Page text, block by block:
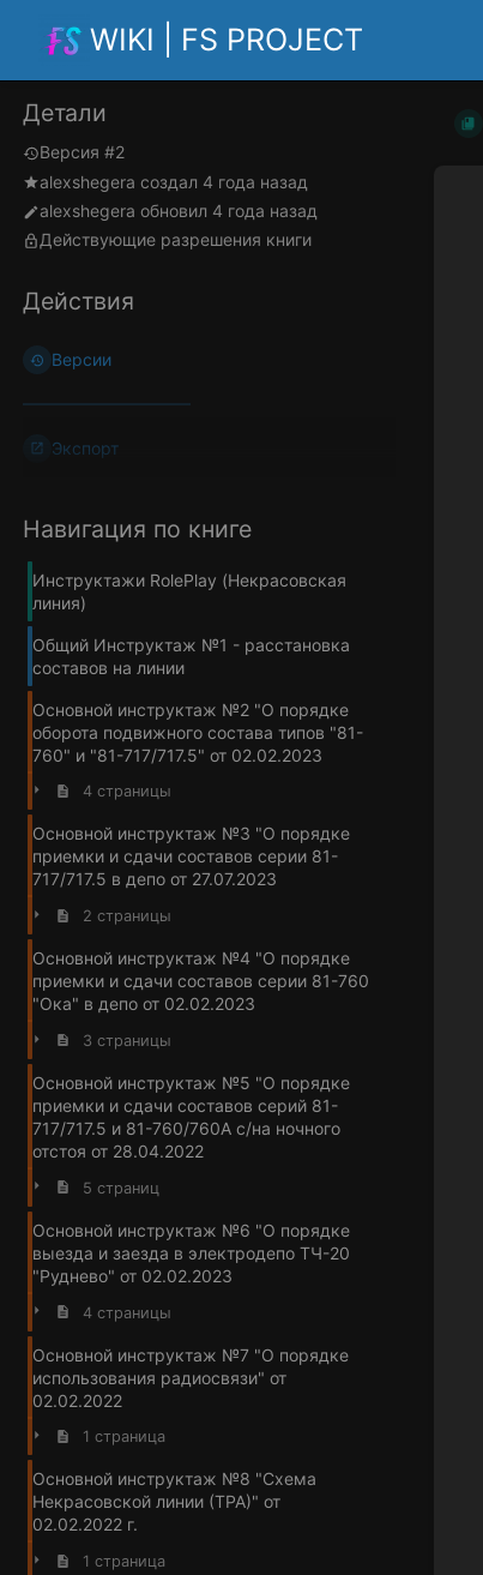
WIKI | FS PROJECT
Детали
Версия #2
alexshegera создал 4 года назад
alexshegera обновил 4 года назад
Действующие разрешения книги
Действия
Версии
Экспорт
Навигация по книге
Инструктажи RolePlay (Некрасовская
линия)
Общий Инструктаж №1 - расстановка
составов на линии
Основной инструктаж №2 "О порядке
оборота подвижного состава типов "81-
760" и "81-717/717.5" от 02.02.2023
4 страницы
Основной инструктаж №3 "О порядке
приемки и сдачи составов серии 81-
717/717.5 в депо от 27.07.2023
2 страницы
Основной инструктаж №4 "О порядке
приемки и сдачи составов серии 81-760
"Ока" в депо от 02.02.2023
3 страницы
Основной инструктаж №5 "О порядке
приемки и сдачи составов серий 81-
717/717.5 и 81-760/760А с/на ночного
отстоя от 28.04.2022
5 страниц
Основной инструктаж №6 "О порядке
выезда и заезда в электродепо ТЧ-20
"Руднево" от 02.02.2023
4 страницы
Основной инструктаж №7 "О порядке
использования радиосвязи" от
02.02.2022
1 страница
Основной инструктаж №8 "Схема
Некрасовской линии (ТРА)" от
02.02.2022 г.
1 страница